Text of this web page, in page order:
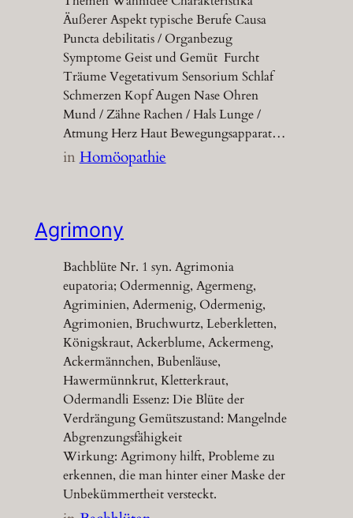
Äußerer Aspekt typische Berufe Causa
Puncta debilitatis / Organbezug
Symptome Geist und Gemüt Furcht
Träume Vegetativum Sensorium Schlaf
Schmerzen Kopf Augen Nase Ohren
Mund / Zähne Rachen / Hals Lunge /
Atmung Herz Haut Bewegungsapparat…
inHomöopathie
Agrimony
Bachblüte Nr. 1 syn. Agrimonia
eupatoria; Odermennig, Agermeng,
Agriminien, Adermenig, Odermenig,
Agrimonien, Bruchwurtz, Leberkletten,
Königskraut, Ackerblume, Ackermeng,
Ackermännchen, Bubenläuse,
Hawermünnkrut, Kletterkraut,
Odermandli Essenz: Die Blüte der
Verdrängung Gemütszustand: Mangelnde
Abgrenzungsfähigkeit
Wirkung: Agrimony hilft, Probleme zu
erkennen, die man hinter einer Maske der
Unbekümmertheit versteckt.